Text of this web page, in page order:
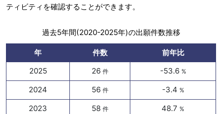
ティビティを確認することができます。
過去5年間(2020-2025年)の出願件数推移
年 件数
前年比
2025
26 件 -53.6 %
2024 56 件 -3.4 %
2023 58 件 48.7 %